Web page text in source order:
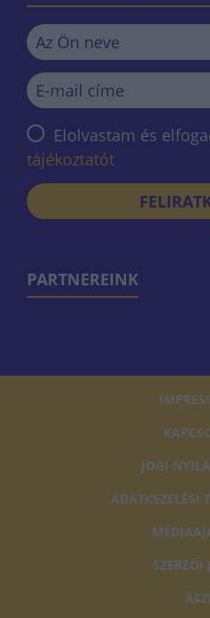
Elolvastam és
tájékoztatót
PARTNEREINK
JOGI
ADATKEZELÉSI
SZERZŐI